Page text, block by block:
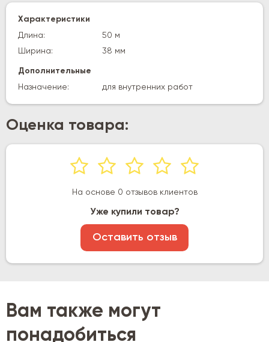
Характеристики
Длина:
50 м
Ширина:
38 мм
Дополнительные
Назначение:
для внутренних работ
Оценка товара:
На основе 0 отзывов клиентов
Уже купили товар?
Оставить отзыв
Вам также могут
понадобиться